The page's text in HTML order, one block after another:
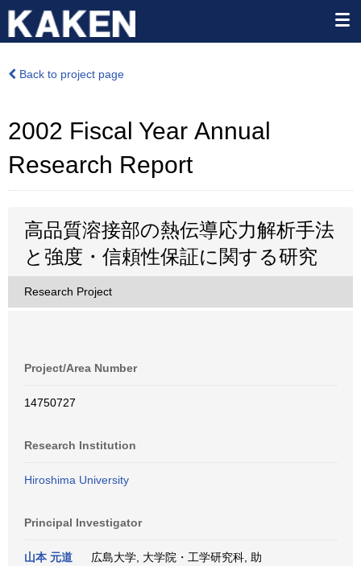
Back to project page
2002 Fiscal Year Annual
Research Report
高品質溶接部の熱伝導応力解析手法
と強度・信頼性保証に関する研究
Research Project
Project/Area Number
14750727
Research Institution
Hiroshima University
Principal Investigator
山本 元道
広島大学, 大学院・工学研究科, 助